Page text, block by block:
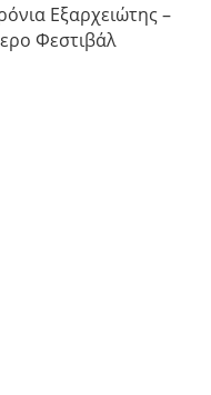
Εξαρχειώτης –
Φεστιβάλ